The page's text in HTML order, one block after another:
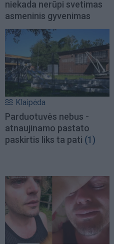
niekada nerūpi svetimas
asmeninis gyvenimas
Klaipėda
Parduotuvės nebus -
atnaujinamo pastato
paskirtis liks ta pati (1)